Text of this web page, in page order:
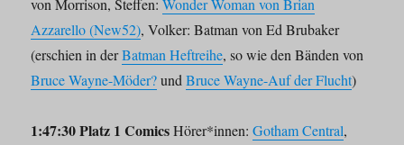
von Morrison, Steffen:Wonder Woman von Brian
Azzarello (New52), Volker: Batman von Ed Brubaker
(erschien in derBatman Heftreihe, so wie den Bänden von
Bruce Wayne-Möder?undBruce Wayne-Auf der Flucht)
1:47:30 Platz 1 ComicsHörer*innen:Gotham Central,